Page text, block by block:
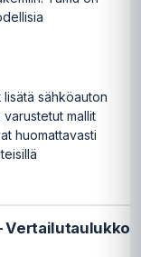
lisätä sähköauton
mallit
huomattavasti
Vertailutaulukko